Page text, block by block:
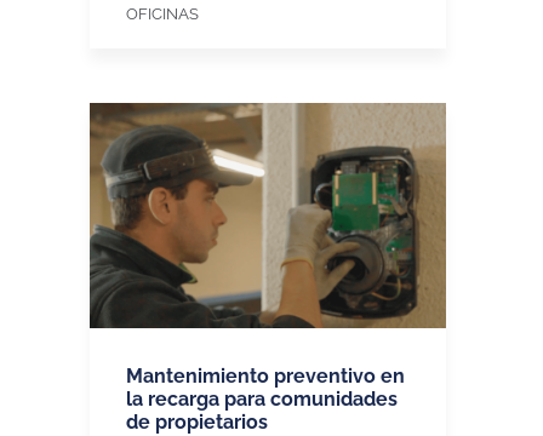
OFICINAS
Mantenimiento preventivo en
la recarga para comunidades
de propietarios